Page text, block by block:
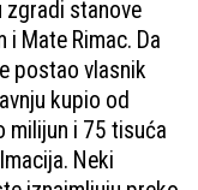
zgradi stanove
Mate Rimac. Da
postao vlasnik
kupio od
milijun i 75 tisuća
Neki